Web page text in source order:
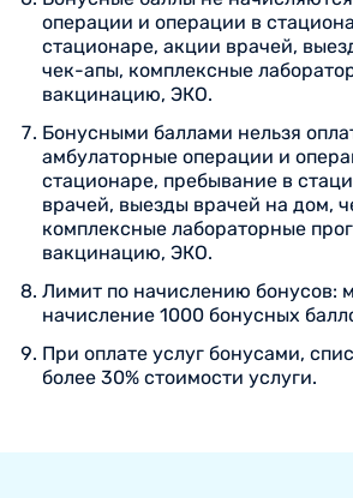
операции и операции в
стационаре, акции врачей,
чек-апы, комплексные
вакцинацию, ЭКО.
Бонусными баллами нельзя
амбулаторные операции и
стационаре, пребывание в
врачей, выезды врачей на дом,
комплексные лабораторные
вакцинацию, ЭКО.
Лимит по начислению бонусов:
начисление 1000 бонусных
При оплате услуг бонусами,
более 30% стоимости услуги.